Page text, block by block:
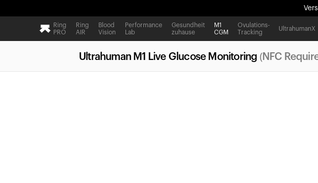
Ganz neues
Ring
PRO
Ring
AIR
Blood
Vision
Performance
Lab
Gesundheit
zuhause
M1
CGM
Ovulations-
Tracking
UltrahumanX
Ultrahuman M1 Live Glucose Monitoring (NFC